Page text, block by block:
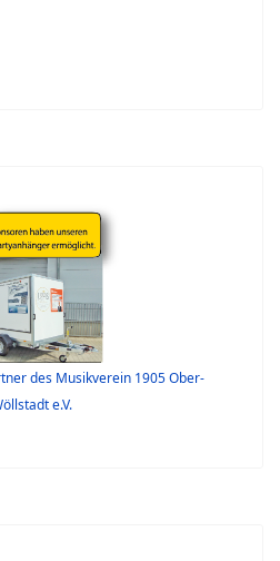
des Musikverein 1905 Ober-
e.V.